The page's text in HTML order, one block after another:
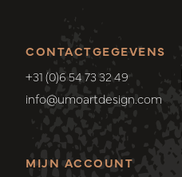
CONTACTGEGEVENS
+31 (0)6 54 73 32 49
info@umoartdesign.com
MIJN ACCOUNT